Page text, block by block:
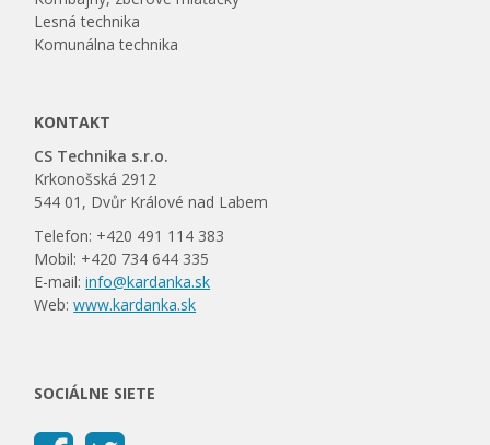
Lesná technika
Komunálna technika
KONTAKT
CS Technika s.r.o.
Krkonošská 2912
544 01, Dvůr Králové nad Labem
Telefon: +420 491 114 383
Mobil: +420 734 644 335
E-mail:info@kardanka.sk
Web:www.kardanka.sk
SOCIÁLNE SIETE